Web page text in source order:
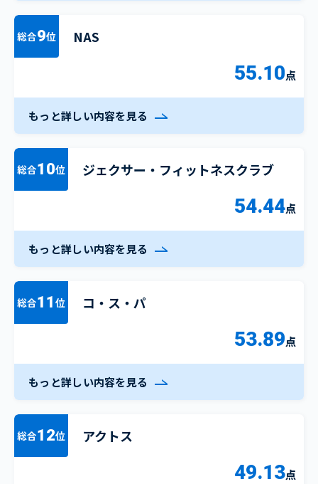
総合9位 NAS
55.10点
もっと詳しい内容を見る
総合10位 ジェクサー・フィットネスクラブ
54.44点
もっと詳しい内容を見る
総合11 位 コ・ス・パ
53.89点
もっと詳しい内容を見る
総合12位 アクトス
49.13点